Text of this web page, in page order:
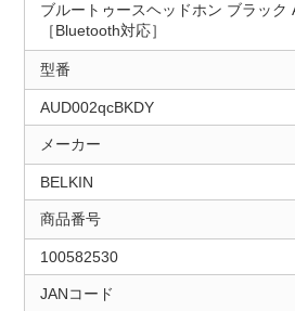
ブルートゥースヘッドホン ブラック
［Bluetooth対応］
型番
AUD002qcBKDY
メーカー
BELKIN
商品番号
100582530
JANコード